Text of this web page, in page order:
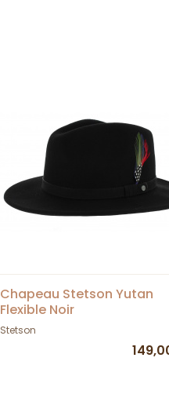
Chapeau Stetson Yutan
Flexible Noir
Stetson